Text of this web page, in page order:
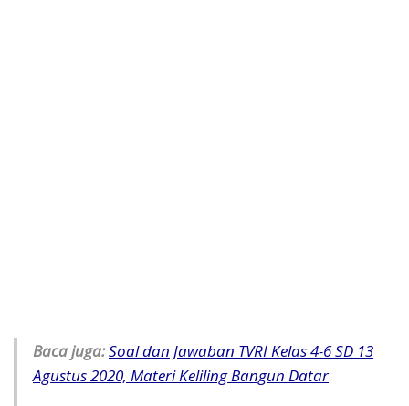
Baca juga:Soal dan Jawaban TVRI Kelas 4-6 SD 13
Agustus 2020, Materi Keliling Bangun Datar